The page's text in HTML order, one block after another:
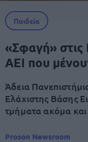
Παιδεία
«Σφαγή» στις
ΑΕΙ που
Άδεια
Ελάχιστης Βάσης
τμήματα ακόμα και
Proson Newsroom